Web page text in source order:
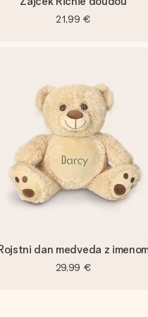
21,99 €
dan medveda z
29,99 €